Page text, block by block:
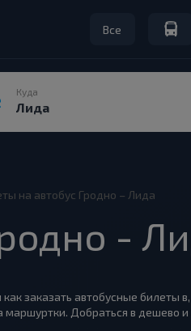
Все
Куда
на автобус Гродно – Лида
-
заказать автобусные билеты
Добраться в дешево